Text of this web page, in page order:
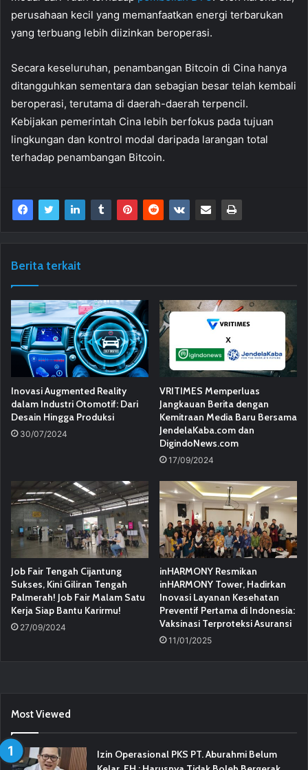
perusahaan kecil yang memanfaatkan energi terbarukan
yang terbuang lebih diizinkan beroperasi.
Secara keseluruhan, penambangan Bitcoin di Cina hanya
ditangguhkan sementara dan sebagian besar telah kembali
beroperasi, terutama di daerah-daerah terpencil.
Kebijakan pemerintah Cina lebih berfokus pada tujuan
lingkungan dan kontrol modal daripada larangan total
terhadap penambangan Bitcoin.
Berita terkait
Inovasi Augmented Reality
dalam Industri Otomotif: Dari
Desain Hingga Produksi
30/07/2024
VRITIMES Memperluas
Jangkauan Berita dengan
Kemitraan Media Baru Bersama
JendelaKaba.com dan
DigindoNews.com
17/09/2024
Job Fair Tengah Cijantung
Sukses, Kini Giliran Tengah
Palmerah! Job Fair Malam Satu
Kerja Siap Bantu Karirmu!
27/09/2024
inHARMONY Resmikan
inHARMONY Tower, Hadirkan
Inovasi Layanan Kesehatan
Preventif Pertama di Indonesia:
Vaksinasi Terproteksi Asuransi
11/01/2025
Most Viewed
Izin Operasional PKS PT. Aburahmi Belum